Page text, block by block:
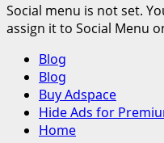
Social menu is not set.
assign it to Social Menu
Primary
Menu
Blog
Blog
Buy Adspace
Hide Ads for
Home